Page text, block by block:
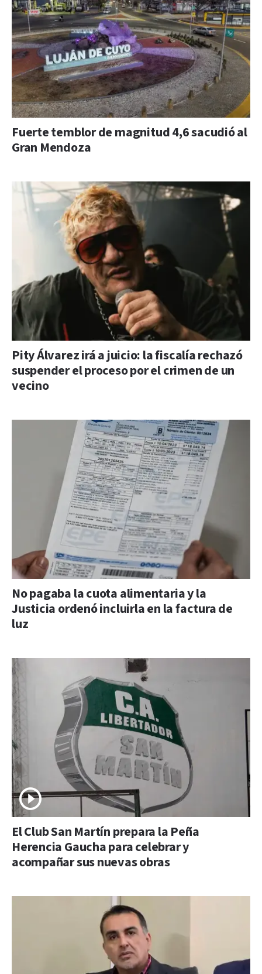
Fuerte temblor de magnitud 4,6 sacudió al
Gran Mendoza
Pity Álvarez irá a juicio: la fiscalía rechazó
suspender el proceso por el crimen de un
vecino
No pagaba la cuota alimentaria y la
Justicia ordenó incluirla en la factura de
luz
El Club San Martín prepara la Peña
Herencia Gaucha para celebrar y
acompañar sus nuevas obras